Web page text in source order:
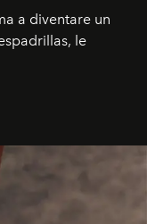
a diventare un
le